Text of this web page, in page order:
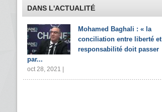
DANS L'ACTUALITÉ
Mohamed Baghali : « la
conciliation entre liberté et
responsabilité doit passer
par...
oct 28, 2021 |